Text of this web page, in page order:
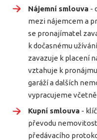
Nájemní smlouva -
mezi nájemcem a
se pronajímatel
k dočasnému
zavazuje k placení
vztahuje k
garáží a dalších
vypracujeme
Kupní smlouva -
převodu
předávacího